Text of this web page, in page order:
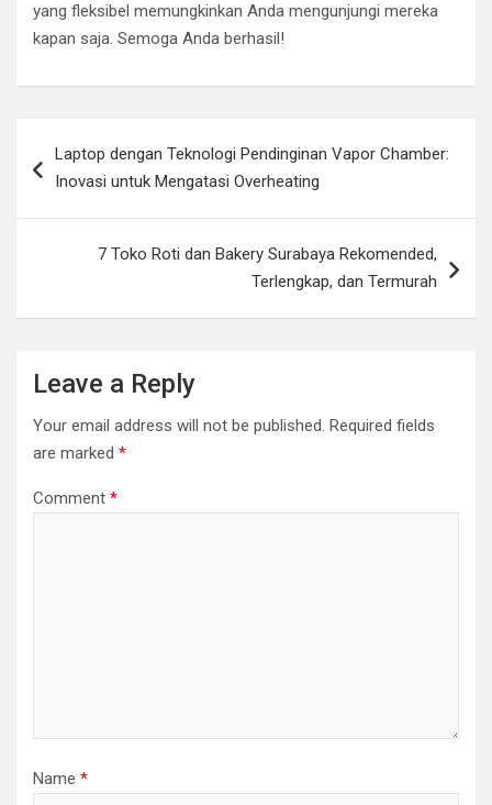
yang fleksibel memungkinkan Anda mengunjungi mereka
kapan saja. Semoga Anda berhasil!
navigation
Laptop dengan Teknologi Pendinginan Vapor Chamber:
Inovasi untuk Mengatasi Overheating
7 Toko Roti dan Bakery Surabaya Rekomended,
Terlengkap, dan Termurah
Leave a Reply
Your email address will not be published. Required fields
are marked *
Comment *
Name *